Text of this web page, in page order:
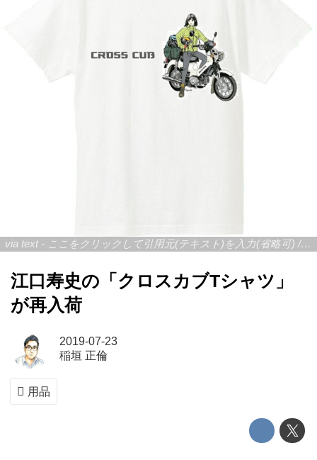
via text - ここをクリックして引用元(テキスト)を入力(省略可) / site.to.link.com - ここをクリックして引用元を入力(省略可)
江口寿史の「クロスカブTシャツ」
が再入荷
2019-07-23
稲垣 正倫
用品